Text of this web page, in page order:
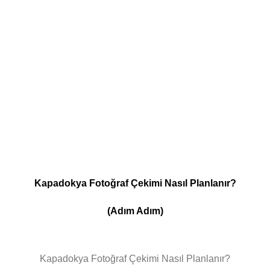
Kapadokya Fotoğraf Çekimi Nasıl Planlanır?
(Adım Adım)
Kapadokya Fotoğraf Çekimi Nasıl Planlanır?